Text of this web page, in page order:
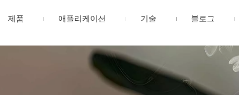
제품 애플리케이션 기술 블로그